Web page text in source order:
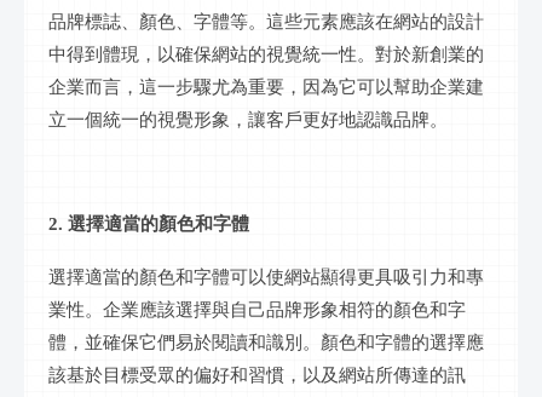
品牌標誌、顏色、字體等。這些元素應該在網站的設計
中得到體現，以確保網站的視覺統一性。對於新創業的
企業而言，這一步驟尤為重要，因為它可以幫助企業建
立一個統一的視覺形象，讓客戶更好地認識品牌。
2. 選擇適當的顏色和字體
選擇適當的顏色和字體可以使網站顯得更具吸引力和專
業性。企業應該選擇與自己品牌形象相符的顏色和字
體，並確保它們易於閱讀和識別。顏色和字體的選擇應
該基於目標受眾的偏好和習慣，以及網站所傳達的訊